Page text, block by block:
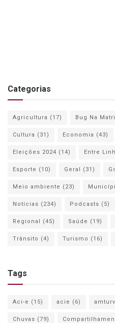
Categorias
Agricultura (17) Bug Na
Cultura (31) Economia (43)
Eleições 2024 (14) Entre
Esporte (10) Geral (31)
Meio ambiente (23)
Notícias (234) Podcasts (5)
Regional (45) Saúde (19)
Trânsito (4) Turismo (16)
Tags
Aci-e (15) acie (6)
Chuvas (79)